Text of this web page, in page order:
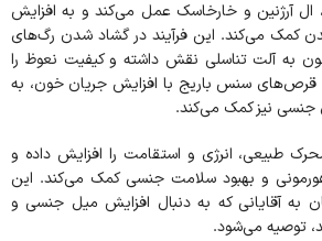
ال آرژنین و خارخاسک عمل می‌کند و به افزایش
کمک می‌کند. این فرآیند در گشاد شدن رگ‌های
به آلت تناسلی نقش داشته و کیفیت نعوظ را
قرص‌های سنس باریج با افزایش جریان خون، به
نیز کمک می‌کند.
طبیعی، انرژی و استقامت را افزایش داده و
و بهبود سلامت جنسی کمک می‌کند. این
آقایانی که به دنبال افزایش میل جنسی و
توصیه می‌شود.